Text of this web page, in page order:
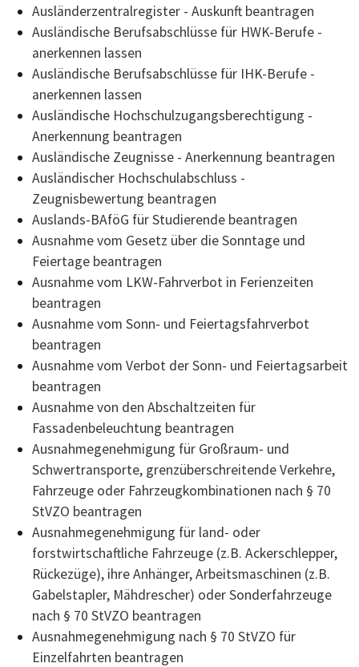
Ausländerzentralregister - Auskunft beantragen
Ausländische Berufsabschlüsse für HWK-Berufe -
anerkennen lassen
Ausländische Berufsabschlüsse für IHK-Berufe -
anerkennen lassen
Ausländische Hochschulzugangsberechtigung -
Anerkennung beantragen
Ausländische Zeugnisse - Anerkennung beantragen
Ausländischer Hochschulabschluss -
Zeugnisbewertung beantragen
Auslands-BAföG für Studierende beantragen
Ausnahme vom Gesetz über die Sonntage und
Feiertage beantragen
Ausnahme vom LKW-Fahrverbot in Ferienzeiten
beantragen
Ausnahme vom Sonn- und Feiertagsfahrverbot
beantragen
Ausnahme vom Verbot der Sonn- und Feiertagsarbeit
beantragen
Ausnahme von den Abschaltzeiten für
Fassadenbeleuchtung beantragen
Ausnahmegenehmigung für Großraum- und
Schwertransporte, grenzüberschreitende Verkehre,
Fahrzeuge oder Fahrzeugkombinationen nach § 70
StVZO beantragen
Ausnahmegenehmigung für land- oder
forstwirtschaftliche Fahrzeuge (z.B. Ackerschlepper,
Rückezüge), ihre Anhänger, Arbeitsmaschinen (z.B.
Gabelstapler, Mähdrescher) oder Sonderfahrzeuge
nach § 70 StVZO beantragen
Ausnahmegenehmigung nach § 70 StVZO für
Einzelfahrten beantragen